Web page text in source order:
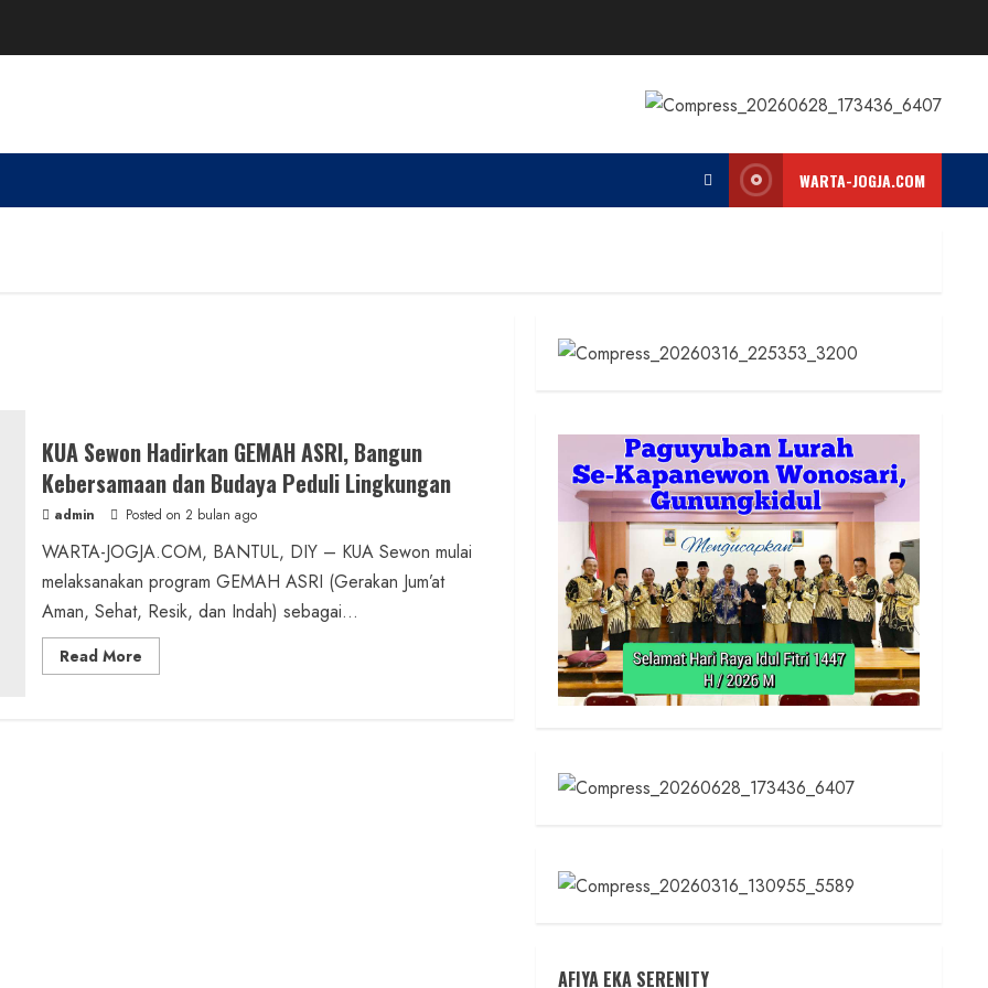
WARTA-JOGJA.COM
KUA Sewon Hadirkan GEMAH ASRI, Bangun
Kebersamaan dan Budaya Peduli Lingkungan
admin Posted on 2 bulan ago
WARTA-JOGJA.COM, BANTUL, DIY – KUA Sewon mulai
melaksanakan program GEMAH ASRI (Gerakan Jum’at
Aman, Sehat, Resik, dan Indah) sebagai...
Read MoreRead
more
AFIYA EKA SERENITY